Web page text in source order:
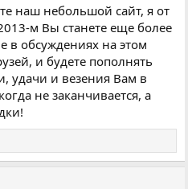
наш небольшой сайт, я от
м Вы станете еще более
в обсуждениях на этом
и будете пополнять
удачи и везения Вам в
не заканчивается, а